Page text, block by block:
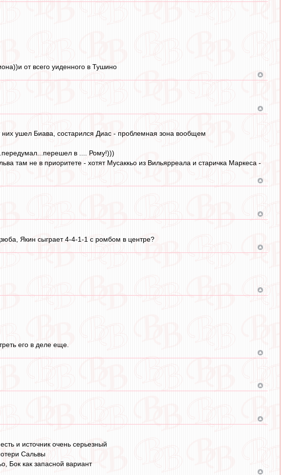
от всего уиденного в Тушино
ушел Биава, состарился Диас - проблемная зона вообщем
в .... Рому!)))
там не в приоритете - хотят Мусаккьо из Вильярреала и старичка Маркеса -
Якин сыграет 4-4-1-1 с ромбом в центре?
его в деле еще.
и источник очень серьезный
Сальвы
Бок как запасной вариант